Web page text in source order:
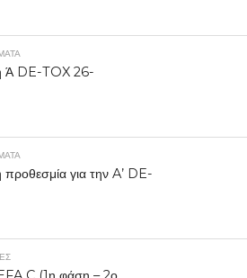
Ά DE-TOX 26-
προθεσμία για την A’ DE-